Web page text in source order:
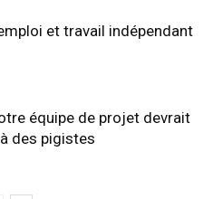
et travail indépendant
équipe de projet devrait
des pigistes